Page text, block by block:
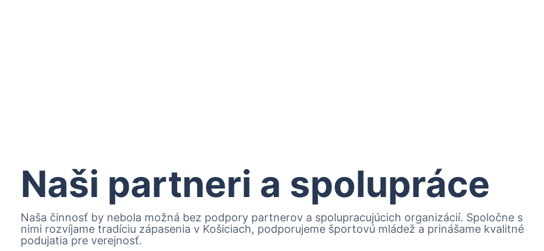
Naši partneri a spolupráce
Naša činnosť by nebola možná bez podpory partnerov a spolupracujúcich organizácií. Spoločne s
nimi rozvíjame tradíciu zápasenia v Košiciach, podporujeme športovú mládež a prinášame kvalitné
podujatia pre verejnosť.